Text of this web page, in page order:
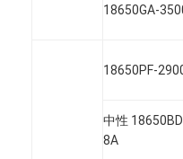
18650GA-
18650PF-
中性
8A